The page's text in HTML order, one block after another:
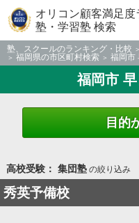
オリコン顧客満足度
塾・学習塾 検索
塾、スクールのランキング・比較
福岡県の市区町村検索
福岡市
福岡市
目的
高校受験： 集団塾の絞り込み
秀英予備校